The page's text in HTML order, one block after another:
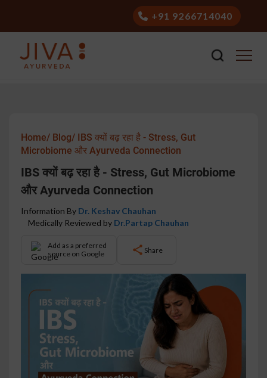
+91 9266714040
Home/ Blog/ IBS क्यों बढ़ रहा है - Stress, Gut
Microbiome और Ayurveda Connection
IBS क्यों बढ़ रहा है - Stress, Gut Microbiome
और Ayurveda Connection
Information By Dr. Keshav Chauhan
Medically Reviewed by Dr.Partap Chauhan
Add as a preferred
source on Google
Share